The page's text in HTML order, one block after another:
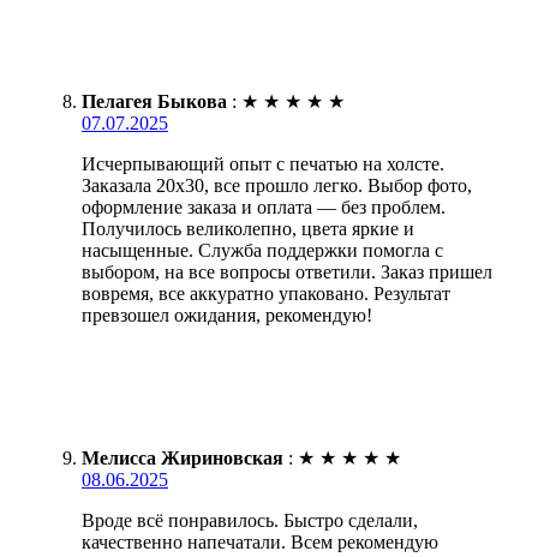
Пелагея Быкова : ★ ★ ★ ★ ★
07.07.2025
Исчерпывающий опыт с печатью на холсте.
Заказала 20х30, все прошло легко. Выбор фото,
оформление заказа и оплата — без проблем.
Получилось великолепно, цвета яркие и
насыщенные. Служба поддержки помогла с
выбором, на все вопросы ответили. Заказ пришел
вовремя, все аккуратно упаковано. Результат
превзошел ожидания, рекомендую!
Мелисса Жириновская : ★ ★ ★ ★ ★
08.06.2025
Вроде всё понравилось. Быстро сделали,
качественно напечатали. Всем рекомендую